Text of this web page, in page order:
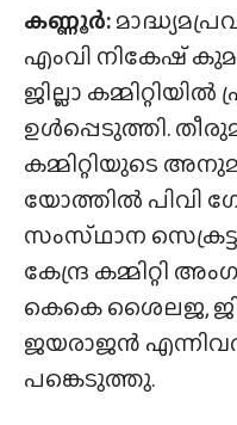
കണ്ണൂർ:
എംവി നികേഷ്
ജില്ലാ
ഉൾപ്പെടുത്തി.
കമ്മിറ്റിയുടെ
യോത്തിൽ പിവി
സംസ്‌ഥാന
കേന്ദ്ര കമ്മിറ്റി
കെകെ ശൈലജ,
ജയരാജൻ
പങ്കെടുത്തു.